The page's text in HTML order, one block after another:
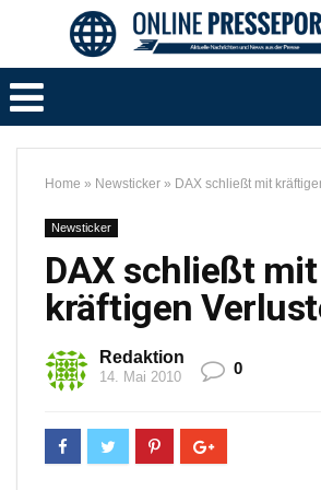
Home » Newsticker » DAX schließt mit
Newsticker
DAX schließt mit
kräftigen
Redaktion
14. Mai 2010 0